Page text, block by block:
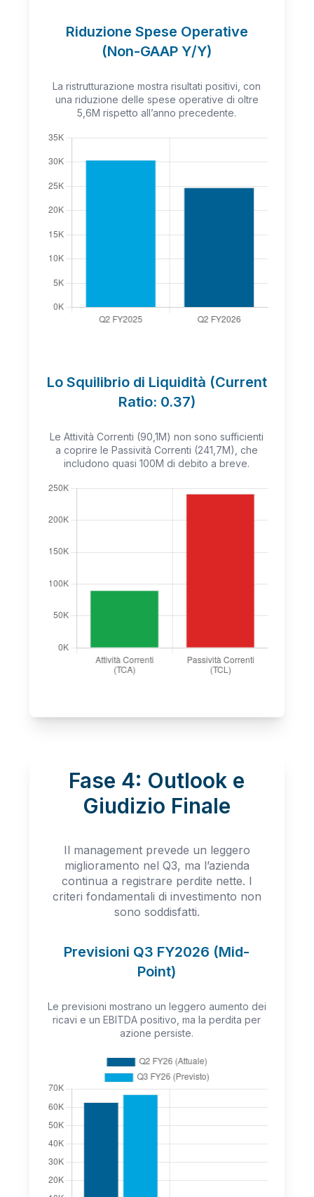
Riduzione Spese Operative
(Non-GAAP Y/Y)
La ristrutturazione mostra risultati positivi, con
una riduzione delle spese operative di oltre
5,6M rispetto all’anno precedente.
Lo Squilibrio di Liquidità (Current
Ratio: 0.37)
Le Attività Correnti (90,1M) non sono sufficienti
a coprire le Passività Correnti (241,7M), che
includono quasi 100M di debito a breve.
Fase 4: Outlook e
Giudizio Finale
Il management prevede un leggero
miglioramento nel Q3, ma l’azienda
continua a registrare perdite nette. I
criteri fondamentali di investimento non
sono soddisfatti.
Previsioni Q3 FY2026 (Mid-
Point)
Le previsioni mostrano un leggero aumento dei
ricavi e un EBITDA positivo, ma la perdita per
azione persiste.